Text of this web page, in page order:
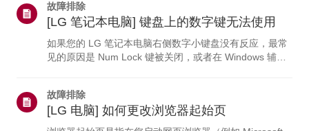
用可帮助您根据需求定制屏幕设置。LG Switch 能做什
么？--------------- 1. 将屏幕分割为多个窗口，实现流畅的
多任务处理。 2. 使用鼠标（而非物理按键）调整显示器设
置，例如亮度和对比度。 3. 休息时，将显示器用作日历或
数码相...
故障排除
[LG 笔记本电脑] 键盘上的数字键无法使用
如果您的 LG 笔记本电脑右侧数字小键盘没有反应，最常
见的原因是 Num Lock 键被关闭，或者在 Windows 辅助
字小键盘无法使用？------------- * Num Lock 已关闭：由于
Num Lock 功能设置为“关闭”，数字小键盘已禁用。 * “鼠
标键”已启用：由于在 Windows 辅助功能设置中启用了“鼠
故障排除
[LG 电脑] 如何更改浏览器起始页